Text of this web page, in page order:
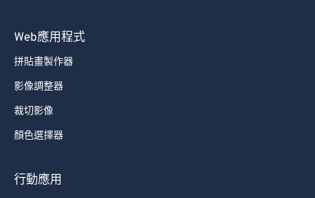
Web應用程式
拼貼畫製作器
影像調整器
裁切影像
顏色選擇器
行動應用